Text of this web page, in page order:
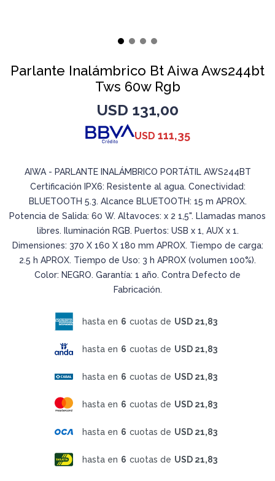
Parlante Inalámbrico Bt Aiwa Aws244bt
Tws 60w Rgb
USD 131,00
USD 111,35
AIWA - PARLANTE INALÁMBRICO PORTÁTIL AWS244BT
Certificación IPX6: Resistente al agua. Conectividad:
BLUETOOTH 5.3. Alcance BLUETOOTH: 15 m APROX.
Potencia de Salida: 60 W. Altavoces: x 2 1,5". Llamadas manos
libres. Iluminación RGB. Puertos: USB x 1, AUX x 1.
Dimensiones: 370 X 160 X 180 mm APROX. Tiempo de carga:
2.5 h APROX. Tiempo de Uso: 3 h APROX (volumen 100%).
Color: NEGRO. Garantía: 1 año. Contra Defecto de
Fabricación.
hasta en 6 cuotas de USD 21,83
hasta en 6 cuotas de USD 21,83
hasta en 6 cuotas de USD 21,83
hasta en 6 cuotas de USD 21,83
hasta en 6 cuotas de USD 21,83
hasta en 6 cuotas de USD 21,83